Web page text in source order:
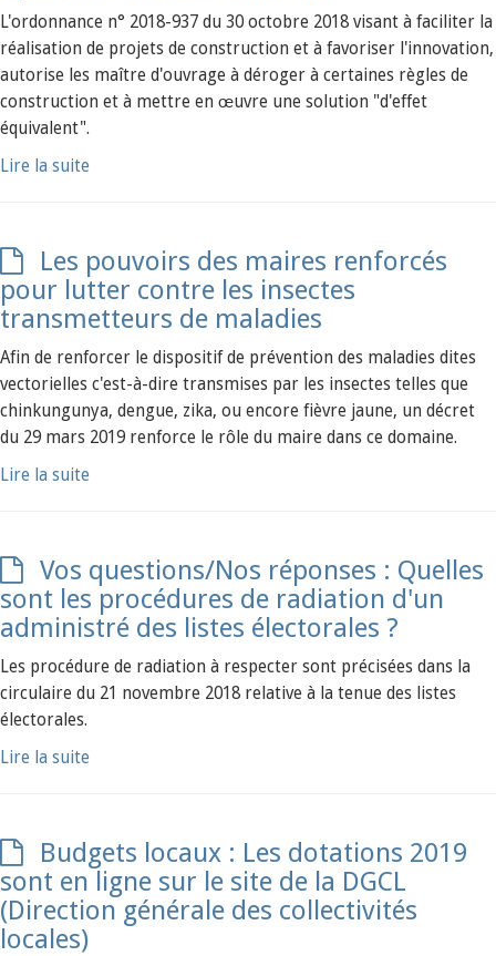
L'ordonnance n° 2018-937 du 30 octobre 2018 visant à faciliter la
réalisation de projets de construction et à favoriser l'innovation,
autorise les maître d'ouvrage à déroger à certaines règles de
construction et à mettre en œuvre une solution "d'effet
équivalent".
Lire la suite
Les pouvoirs des maires renforcés
pour lutter contre les insectes
transmetteurs de maladies
Afin de renforcer le dispositif de prévention des maladies dites
vectorielles c'est-à-dire transmises par les insectes telles que
chinkungunya, dengue, zika, ou encore fièvre jaune, un décret
du 29 mars 2019 renforce le rôle du maire dans ce domaine.
Lire la suite
Vos questions/Nos réponses : Quelles
sont les procédures de radiation d'un
administré des listes électorales ?
Les procédure de radiation à respecter sont précisées dans la
circulaire du 21 novembre 2018 relative à la tenue des listes
électorales.
Lire la suite
Budgets locaux : Les dotations 2019
sont en ligne sur le site de la DGCL
(Direction générale des collectivités
locales)